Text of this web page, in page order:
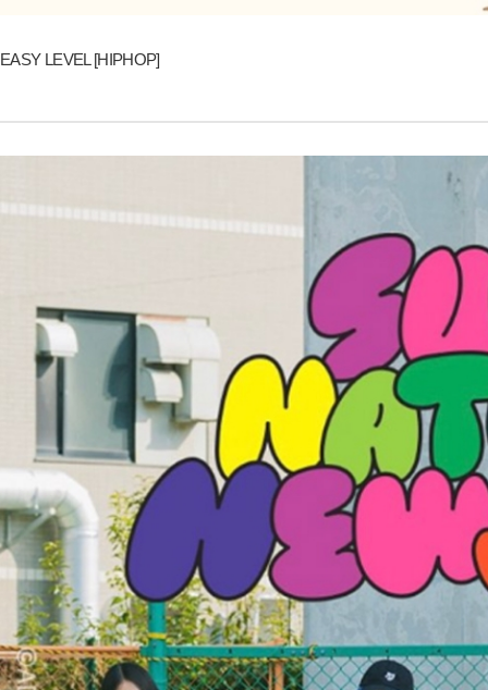
EASY LEVEL [HIPHOP]